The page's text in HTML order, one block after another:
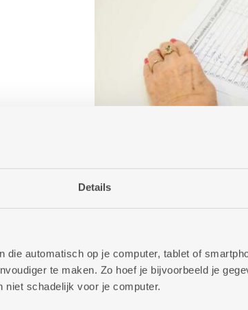
Details
die automatisch op je computer, tablet of
te maken. Zo hoef je bijvoorbeeld je
niet schadelijk voor je computer.